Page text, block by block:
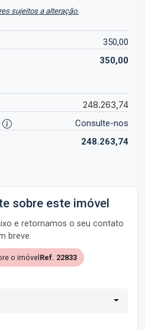
sujeitos a alteração.
350,00
350,00
248.263,74
Consulte-nos
248.263,74
sobre este imóvel
e retornamos o seu contato
breve.
o imóvelRef. 22833